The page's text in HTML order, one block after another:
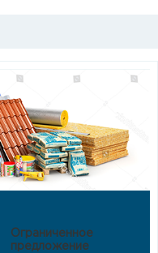
Ограниченное
предложение